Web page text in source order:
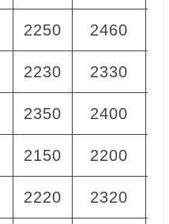
2250 2460
2230 2330
2350 2400
2150 2200
2220 2320